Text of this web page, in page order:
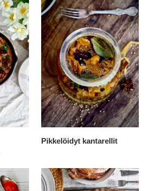
Pikkelöidyt kantarellit